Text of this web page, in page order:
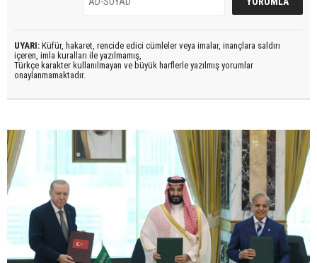
UYARI: Küfür, hakaret, rencide edici cümleler veya imalar, inançlara saldırı
içeren, imla kuralları ile yazılmamış,
Türkçe karakter kullanılmayan ve büyük harflerle yazılmış yorumlar
onaylanmamaktadır.